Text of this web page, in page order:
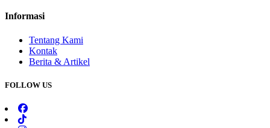
Informasi
Tentang Kami
Kontak
Berita & Artikel
FOLLOW US